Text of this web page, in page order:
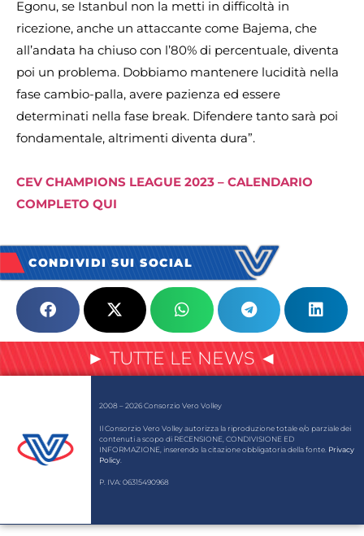
Egonu, se Istanbul non la metti in difficoltà in
ricezione, anche un attaccante come Bajema, che
all’andata ha chiuso con l’80% di percentuale, diventa
poi un problema. Dobbiamo mantenere lucidità nella
fase cambio-palla, avere pazienza ed essere
determinati nella fase break. Difendere tanto sarà poi
fondamentale, altrimenti diventa dura”.
CEV CHAMPIONS LEAGUE 2023 – CALENDARIO
COMPLETO QUI
CONDIVIDI SUI SOCIAL
► TUTTE LE NEWS ◄
2008 – 2026 Consorzio Vero Volley
Il Consorzio Vero Volley autorizza la riproduzione totale e/o parziale dei
contenuti a scopo di RECENSIONE, CONDIVISIONE ED
INFORMAZIONE, inserendo la citazione obbligatoria della fonte. Privacy
Policy
P. IVA: 06315490968